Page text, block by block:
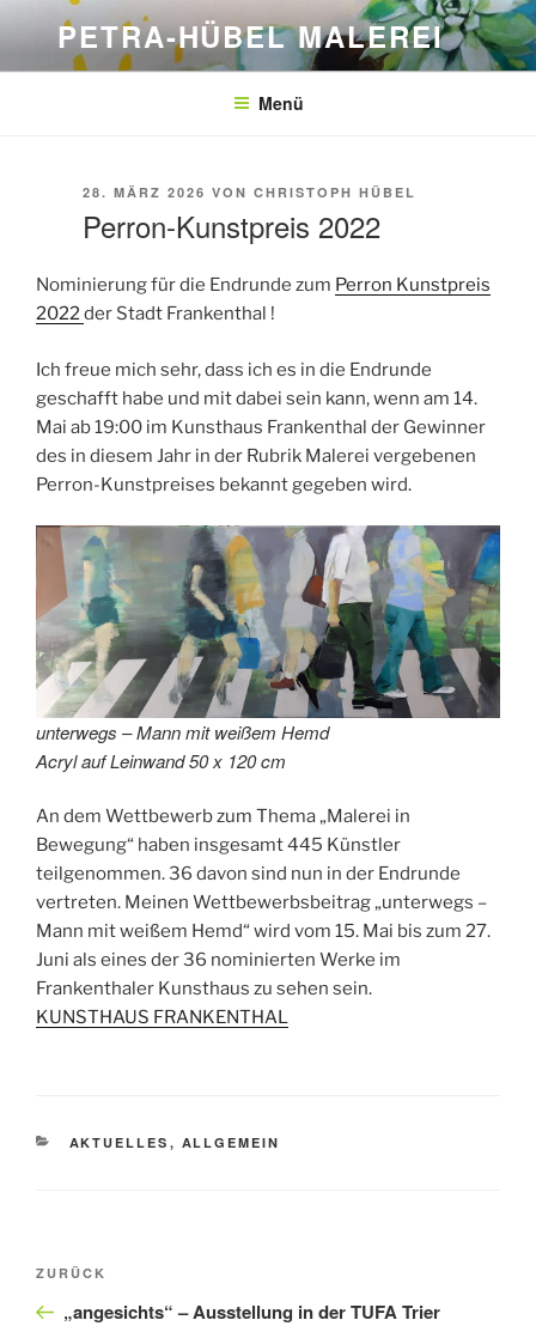
springen
PETRA-HÜBEL MALEREI
Menü
VERÖFFENTLICHT
28. MÄRZ 2026 VON CHRISTOPH HÜBEL
Perron-Kunstpreis 2022
Nominierung für die Endrunde zum Perron Kunstpreis
2022der Stadt Frankenthal !
Ich freue mich sehr, dass ich es in die Endrunde
geschafft habe und mit dabei sein kann, wenn am 14.
Mai ab 19:00 im Kunsthaus Frankenthal der Gewinner
des in diesem Jahr in der Rubrik Malerei vergebenen
Perron-Kunstpreises bekannt gegeben wird.
unterwegs – Mann mit weißem Hemd
Acryl auf Leinwand 50 x 120 cm
An dem Wettbewerb zum Thema „Malerei in
Bewegung“ haben insgesamt 445 Künstler
teilgenommen. 36 davon sind nun in der Endrunde
vertreten. Meinen Wettbewerbsbeitrag „unterwegs –
Mann mit weißem Hemd“ wird vom 15. Mai bis zum 27.
Juni als eines der 36 nominierten Werke im
Frankenthaler Kunsthaus zu sehen sein.
KUNSTHAUS FRANKENTHAL
KATEGORIEN
AKTUELLES , ALLGEMEIN
Beitragsnavigation
Vorheriger
Beitrag
ZURÜCK
„angesichts“ – Ausstellung in der TUFA Trier